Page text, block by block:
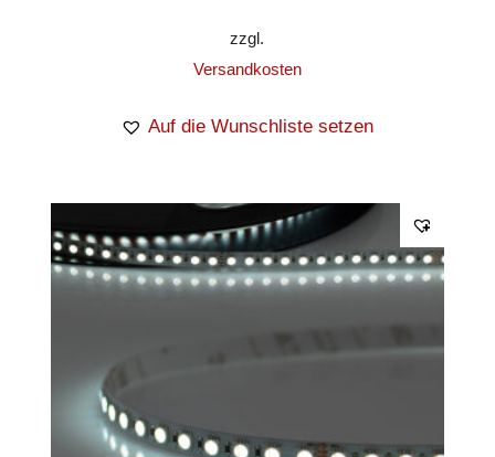
zzgl.
Versandkosten
Auf die Wunschliste setzen